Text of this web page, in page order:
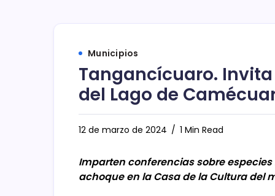
Municipios
Tangancícuaro.
del Lago de
12 de marzo de 2024 1 Min Read
Imparten conferencias sobre
achoque en la Casa de la Cultura del